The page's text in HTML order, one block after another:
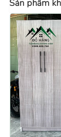
Sản phẩm